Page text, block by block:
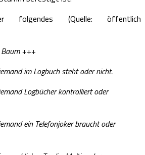
folgendes (Quelle: öffentlich
+++
im Logbuch steht oder nicht.
Logbücher kontrolliert oder
ein Telefonjoker braucht oder